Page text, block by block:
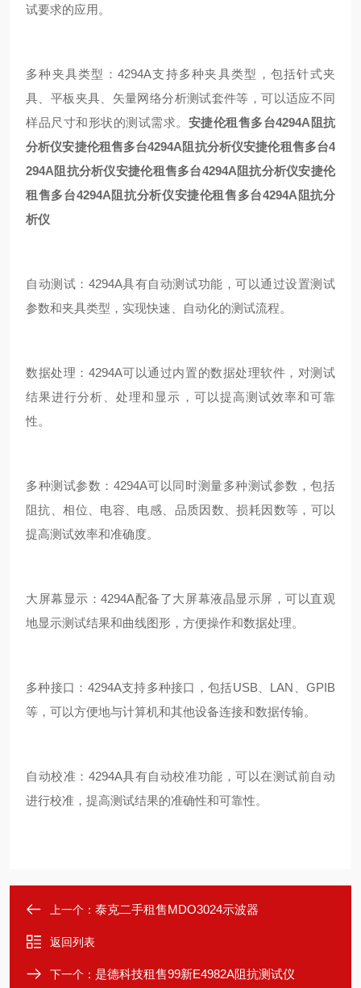
试要求的应用。
多种夹具类型：4294A支持多种夹具类型，包括针式夹
具、平板夹具、矢量网络分析测试套件等，可以适应不同
样品尺寸和形状的测试需求。 安捷伦租售多台4294A阻抗
分析仪安捷伦租售多台4294A阻抗分析仪安捷伦租售多台4
294A阻抗分析仪安捷伦租售多台4294A阻抗分析仪安捷伦
租售多台4294A阻抗分析仪安捷伦租售多台4294A阻抗分
析仪
自动测试：4294A具有自动测试功能，可以通过设置测试
参数和夹具类型，实现快速、自动化的测试流程。
数据处理：4294A可以通过内置的数据处理软件，对测试
结果进行分析、处理和显示，可以提高测试效率和可靠
性。
多种测试参数：4294A可以同时测量多种测试参数，包括
阻抗、相位、电容、电感、品质因数、损耗因数等，可以
提高测试效率和准确度。
大屏幕显示：4294A配备了大屏幕液晶显示屏，可以直观
地显示测试结果和曲线图形，方便操作和数据处理。
多种接口：4294A支持多种接口，包括USB、LAN、GPIB
等，可以方便地与计算机和其他设备连接和数据传输。
自动校准：4294A具有自动校准功能，可以在测试前自动
进行校准，提高测试结果的准确性和可靠性。
上一个： 泰克二手租售MDO3024示波器
返回列表
下一个： 是德科技租售99新E4982A阻抗测试仪